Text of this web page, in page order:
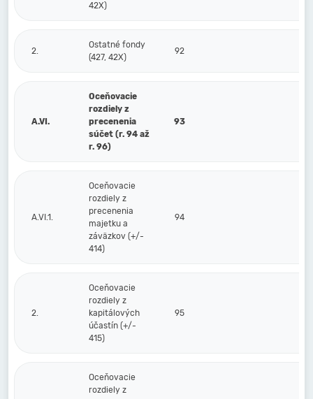
42X)
2.
Ostatné fondy
(427, 42X)
92
A.VI.
Oceňovacie
rozdiely z
precenenia
súčet (r. 94 až
r. 96)
93
A.VI.1.
Oceňovacie
rozdiely z
precenenia
majetku a
záväzkov (+/-
414)
94
2.
Oceňovacie
rozdiely z
kapitálových
účastín (+/-
415)
95
Oceňovacie
rozdiely z